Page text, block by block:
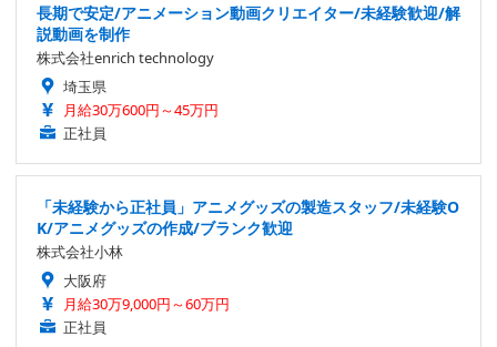
長期で安定/アニメーション動画クリエイター/未経験歓迎/解
説動画を制作
株式会社enrich technology
埼玉県
月給30万600円～45万円
正社員
「未経験から正社員」アニメグッズの製造スタッフ/未経験O
K/アニメグッズの作成/ブランク歓迎
株式会社小林
大阪府
月給30万9,000円～60万円
正社員